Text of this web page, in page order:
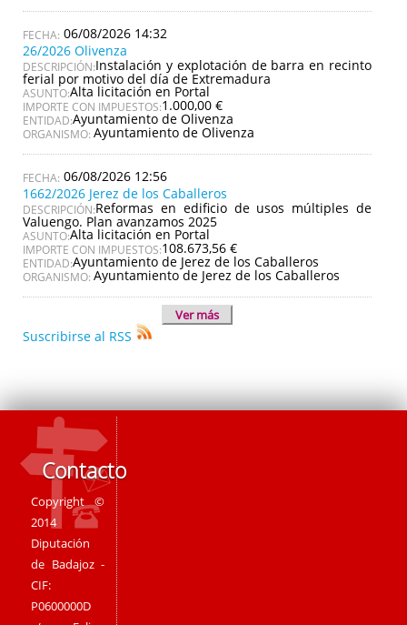
06/08/2026 14:32
26/2026 Olivenza
DESCRIPCIÓN:Instalación y explotación de barra en recinto
ferial por motivo del día de Extremadura
ASUNTO:Alta licitación en Portal
IMPORTE CON IMPUESTOS:1.000,00 €
ENTIDAD:Ayuntamiento de Olivenza
ORGANISMO: Ayuntamiento de Olivenza
06/08/2026 12:56
1662/2026 Jerez de los Caballeros
DESCRIPCIÓN:Reformas en edificio de usos múltiples de
Valuengo. Plan avanzamos 2025
ASUNTO:Alta licitación en Portal
IMPORTE CON IMPUESTOS:108.673,56 €
ENTIDAD:Ayuntamiento de Jerez de los Caballeros
ORGANISMO: Ayuntamiento de Jerez de los Caballeros
Ver más
Suscribirse al RSS
Contacto
Copyright ©
2014
Diputación
de Badajoz -
CIF:
P0600000D